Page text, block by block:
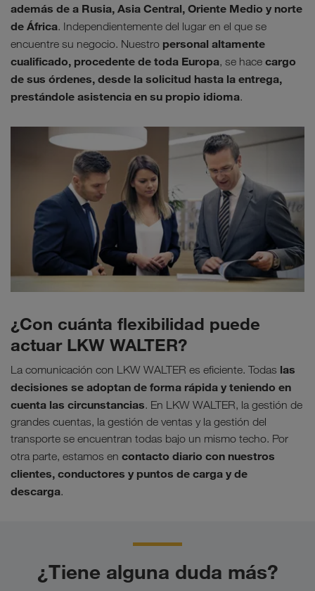
además de a Rusia, Asia Central, Oriente Medio y norte
de África. Independientemente del lugar en el que se
encuentre su negocio. Nuestro personal altamente
cualificado, procedente de toda Europa, se hace cargo
de sus órdenes, desde la solicitud hasta la entrega,
prestándole asistencia en su propio idioma.
¿Con cuánta flexibilidad puede
actuar LKW WALTER?
La comunicación con LKW WALTER es eficiente. Todas las
decisiones se adoptan de forma rápida y teniendo en
cuenta las circunstancias. En LKW WALTER, la gestión de
grandes cuentas, la gestión de ventas y la gestión del
transporte se encuentran todas bajo un mismo techo. Por
otra parte, estamos en contacto diario con nuestros
clientes, conductores y puntos de carga y de
descarga.
¿Tiene alguna duda más?